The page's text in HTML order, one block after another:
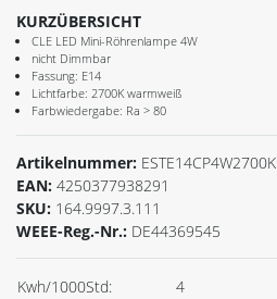
KURZÜBERSICHT
CLE LED Mini-Röhrenlampe 4W
nicht Dimmbar
Fassung: E14
Lichtfarbe: 2700K warmweiß
Farbwiedergabe: Ra > 80
Artikelnummer: ESTE14CP4W2700K
EAN: 4250377938291
SKU: 164.9997.3.111
WEEE-Reg.-Nr.: DE44369545
Kwh/1000Std:
4